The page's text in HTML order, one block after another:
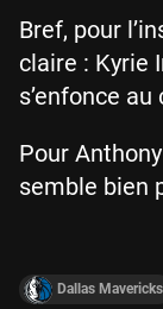
Bref, pour
claire : Kyrie
s’enfonce
Pour
semble bien
Dallas Mavericks